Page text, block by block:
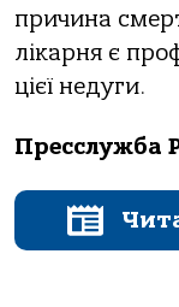
причина
лікарня є
цієї недуги.
Пресслужба